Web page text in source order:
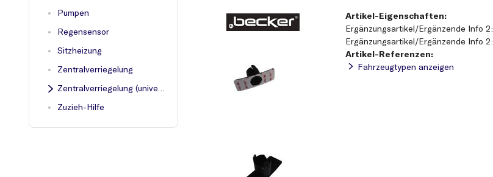
Pumpen
Regensensor
Sitzheizung
Zentralverriegelung
Zentralverriegelung (universell)
Zuzieh-Hilfe
Artikel-Eigenschaften:
Ergänzungsartikel/Ergänzende Info 2
Ergänzungsartikel/Ergänzende Info 2
Artikel-Referenzen:
Fahrzeugtypen anzeigen